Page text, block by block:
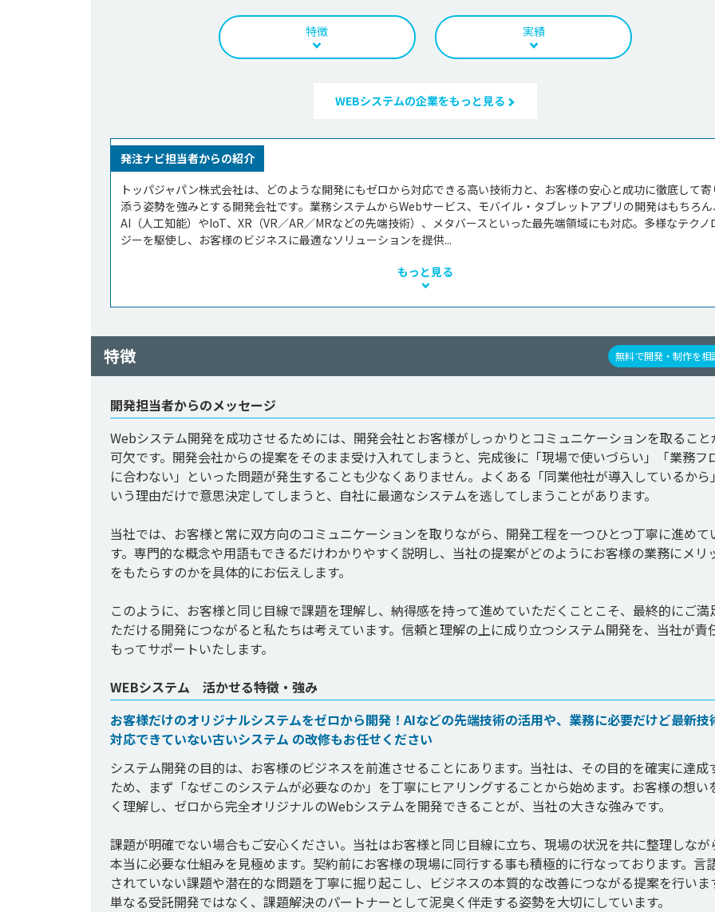
特徴 実績
WEBシステムの企業をもっと見る
発注ナビ担当者からの紹介
トッパジャパン株式会社は、どのような開発にもゼロから対応できる高い技術力と、お客様の安心と成功に徹底して寄
添う姿勢を強みとする開発会社です。業務システムからWebサービス、モバイル・タブレットアプリの開発はもちろん
AI（人工知能）やIoT、XR（VR／AR／MRなどの先端技術）、メタバースといった最先端領域にも対応。多様なテクノ
ジーを駆使し、お客様のビジネスに最適なソリューションを提供...
もっと見る
特徴 無料で開発・制作を相
開発担当者からのメッセージ
Webシステム開発を成功させるためには、開発会社とお客様がしっかりとコミュニケーションを取ること
可欠です。開発会社からの提案をそのまま受け入れてしまうと、完成後に「現場で使いづらい」「業務フ
に合わない」といった問題が発生することも少なくありません。よくある「同業他社が導入しているから
いう理由だけで意思決定してしまうと、自社に最適なシステムを逃してしまうことがあります。
当社では、お客様と常に双方向のコミュニケーションを取りながら、開発工程を一つひとつ丁寧に進めて
す。専門的な概念や用語もできるだけわかりやすく説明し、当社の提案がどのようにお客様の業務にメリ
をもたらすのかを具体的にお伝えします。
このように、お客様と同じ目線で課題を理解し、納得感を持って進めていただくことこそ、最終的にご満
ただける開発につながると私たちは考えています。信頼と理解の上に成り立つシステム開発を、当社が責
WEBシステム 活かせる特徴・強み
お客様だけのオリジナルシステムをゼロから開発！AIなどの先端技術の活用や、業務に必要だけど最新技
対応できていない古いシステム の改修もお任せください
システム開発の目的は、お客様のビジネスを前進させることにあります。当社は、その目的を確実に達成
ため、まず「なぜこのシステムが必要なのか」を丁寧にヒアリングすることから始めます。お客様の想い
く理解し、ゼロから完全オリジナルのWebシステムを開発できることが、当社の大きな強みです。
課題が明確でない場合もご安心ください。当社はお客様と同じ目線に立ち、現場の状況を共に整理しなが
本当に必要な仕組みを見極めます。契約前にお客様の現場に同行する事も積極的に行なっております。言
されていない課題や潜在的な問題を丁寧に掘り起こし、ビジネスの本質的な改善につながる提案を行いま
単なる受託開発ではなく、課題解決のパートナーとして泥臭く伴走する姿勢を大切にしています。